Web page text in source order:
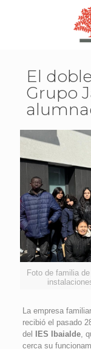
El
Grupo
Foto de familia
La empresa
recibió el pasado
del
IES Ibaialde,
cerca su